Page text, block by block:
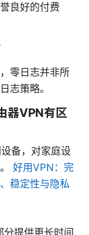
良好的付费
零日志并非所
志策略。
器VPN有区
备，对家庭设
好用VPN：完
稳定性与隐私
提供更长时间